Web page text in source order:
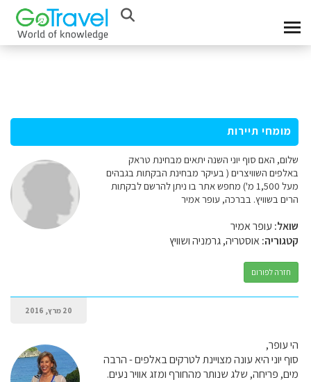
מומחי תיירות
שלום, האם סוף יוני השנה יתאים מבחינת טראק
באלפים השוויצרים ( בעיקר מבחינת הבקתות בגבהים
מעל 1,500 מ') מחפש אתר בו ניתן להרשם לבקתות
הרים בשוויץ. בברכה, עופר אמיר
שואל: עופר אמיר
קטגוריה:אוסטריה, גרמניה ושוויץ
חזרה לפורום
20 מרץ, 2016
הי עופר,
סוף יוני היא עונה מצויינת לטרקים באלפים - הרבה
מים, פריחה, שלג שנותר מהחורף ומזג אוויר נעים.